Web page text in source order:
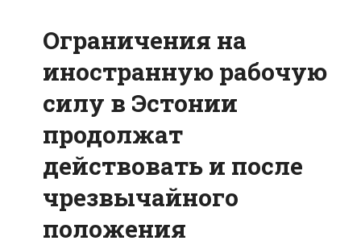
Ограничения на
иностранную рабочую
силу в Эстонии
продолжат
действовать и после
чрезвычайного
положения